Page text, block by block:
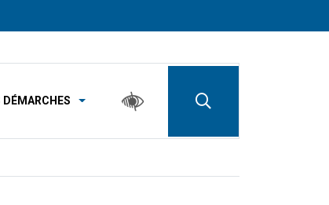
DÉMARCHES